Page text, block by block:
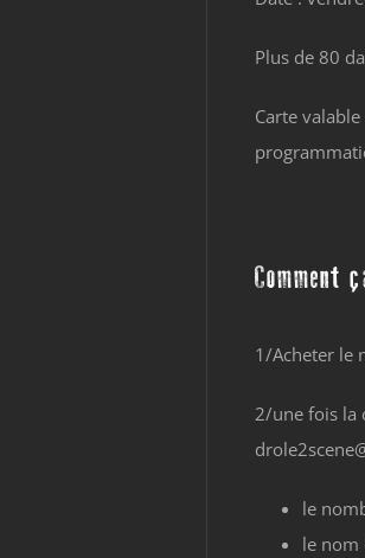
Plus de 80
Carte
Comment
1/Acheter le
2/une fois la
le
le nom